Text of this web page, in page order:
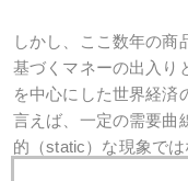
しかし、ここ数年の商
基づくマネーの出入り
を中心にした世界経済
言えば、一定の需要曲
的（static）な現象で